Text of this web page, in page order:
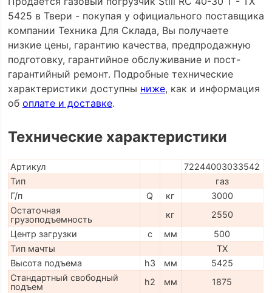
5425 в Твери - покупая у официального поставщика
компании Техника Для Склада, Вы получаете
низкие цены, гарантию качества, предпродажную
подготовку, гарантийное обслуживание и пост-
гарантийный ремонт. Подробные технические
характеристики доступны ниже, как и информация
об оплате и доставке.
Технические характеристики
Артикул
72244003033542
Тип
газ
Г/п
Q кг
3000
Остаточная
грузоподъемность
кг
2550
Центр загрузки
c мм
500
Тип мачты
TX
Высота подъема
h3 мм
5425
Стандартный свободный
подъем
h2 мм
1875